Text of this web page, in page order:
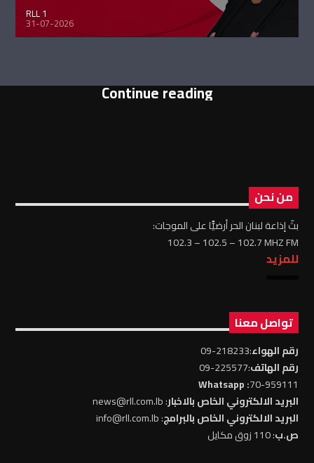
RLL 1
31-07-2026
Continue reading
من نحن
بثّ إذاعة لبنان الحر أرضيًّا على الموجات:
102.3 – 102.5 – 102.7 MHZ FM
للمزيد
تواصل معنا
رقم الهواء:218233-09
رقم الهاتف:225577-09
70-959111
: Whatsapp
البريد الالكتروني الخاص بالاخبار: news@rll.com.lb
البريد الالكتروني الخاص بالبرامج: info@rll.com.lb
ص.ب: 110 زوق مكايل